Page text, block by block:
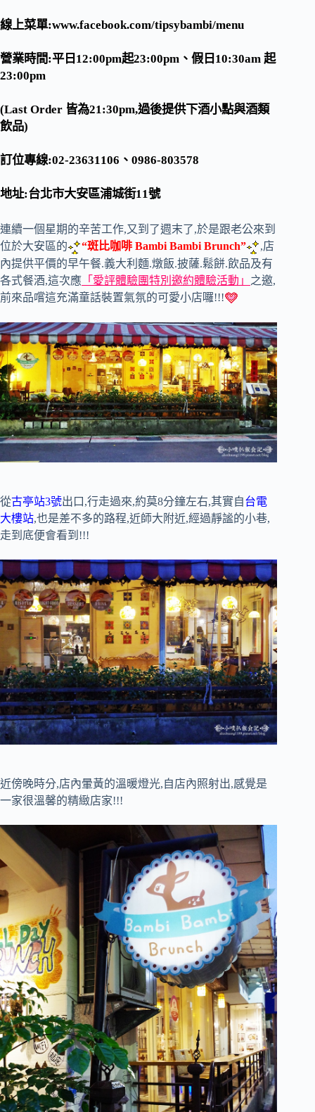
線上菜單:www.facebook.com/tipsybambi/menu
營業時間:平日 12:00pm起23:00pm 、假日 10:30am 起
23:00pm
(Last Order 皆為21:30pm,過後提供下酒小點與酒類
飲品)
訂位專線:02-23631106 、 0986-803578
地址:台北市大安區浦城街11號
連續一個星期的辛苦工作,又到了週末了,於是跟老公來到
位於大安區的
“斑比咖啡 Bambi Bambi Brunch”
,店
內提供平價的早午餐.義大利麵.燉飯.披薩.鬆餅.飲品及有
各式餐酒,這次應 「愛評體驗團特別邀約體驗活動」 之邀,
前來品嚐這充滿童話裝置氣氛的可愛小店囉!!!
從古亭站3號出口,行走過來,約莫8分鐘左右,其實自台電
大樓站,也是差不多的路程,近師大附近,經過靜謐的小巷,
走到底便會看到!!!
近傍晚時分,店內暈黃的溫暖燈光,自店內照射出,感覺是
一家很溫馨的精緻店家!!!